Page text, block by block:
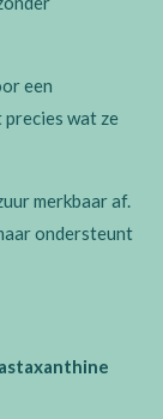
een
precies wat ze
merkbaar af.
ondersteunt
astaxanthine